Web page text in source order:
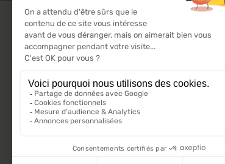
L'ACTU 100%
VOLET ROULANT
Suivez-nous sur les réseaux sociaux.